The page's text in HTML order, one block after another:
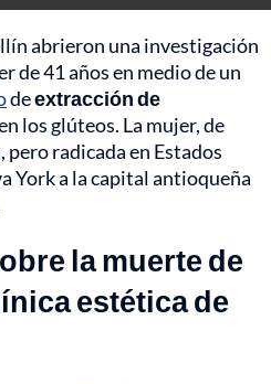
abrieron una investigación
de 41 años en medio de un
deextracción de
los glúteos. La mujer, de
radicada en Estados
York a la capital antioqueña
la muerte de
estética de